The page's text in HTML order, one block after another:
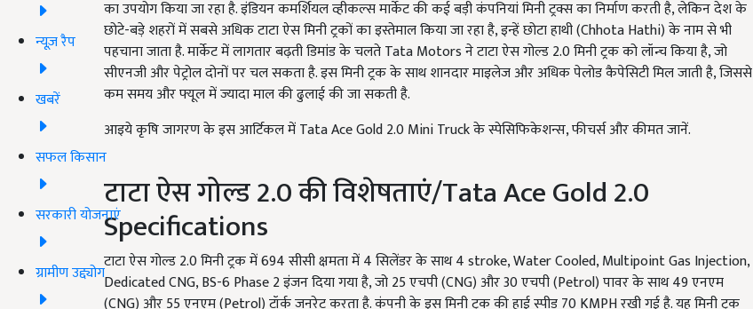
न्यूज़ रैप
खबरें
सफल किसान
सरकारी योजनाएं
ग्रामीण उद्द्योग
का उपयोग किया जा रहा है. इंडियन कमर्शियल व्हीकल्स मार्केट की कई बड़ी कंपनियां मिनी ट्रक्स का निर्माण करती है, लेकिन देश के
छोटे-बड़े शहरों में सबसे अधिक टाटा ऐस मिनी ट्रकों का इस्तेमाल किया जा रहा है, इन्हें छोटा हाथी (Chhota Hathi) के नाम से भी
पहचाना जाता है. मार्केट में लागतार बढ़ती डिमांड के चलते Tata Motors ने टाटा ऐस गोल्ड 2.0 मिनी ट्रक को लॉन्च किया है, जो
सीएनजी और पेट्रोल दोनों पर चल सकता है. इस मिनी ट्रक के साथ शानदार माइलेज और अधिक पेलोड कैपेसिटी मिल जाती है, जिससे
कम समय और फ्यूल में ज्यादा माल की ढुलाई की जा सकती है.
आइये कृषि जागरण के इस आर्टिकल में Tata Ace Gold 2.0 Mini Truck के स्पेसिफिकेशन्स, फीचर्स और कीमत जानें.
टाटा ऐस गोल्ड 2.0 की विशेषताएं/Tata Ace Gold 2.0
Specifications
टाटा ऐस गोल्ड 2.0 मिनी ट्रक में 694 सीसी क्षमता में 4 सिलेंडर के साथ 4 stroke, Water Cooled, Multipoint Gas Injection,
Dedicated CNG, BS-6 Phase 2 इंजन दिया गया है, जो 25 एचपी (CNG) और 30 एचपी (Petrol) पावर के साथ 49 एनएम